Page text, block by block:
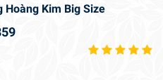
Hoàng Kim Big Size